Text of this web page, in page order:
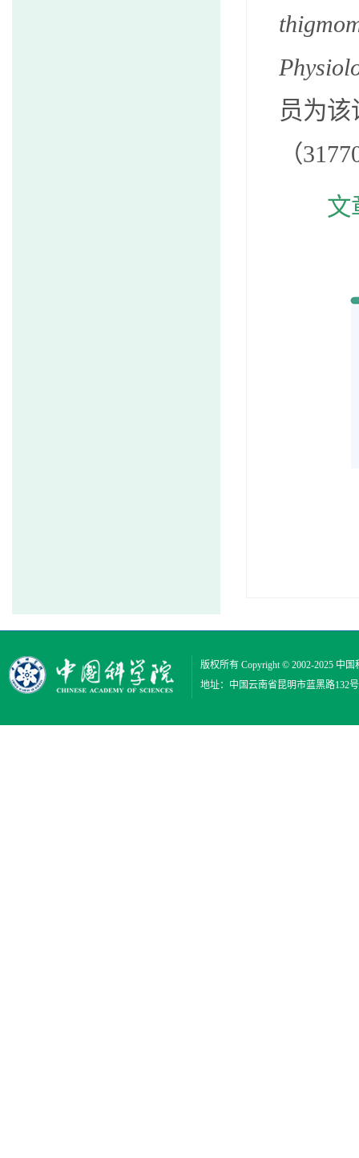
员为
（
文
版权所有 Copyright © 2002-2025 中国
地址：中国云南省昆明市蓝黑路